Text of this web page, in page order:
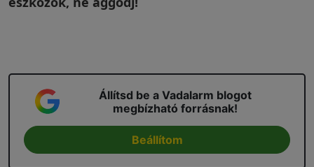
Állítsd be a Vadalarm blogot
megbízható forrásnak!
Beállítom